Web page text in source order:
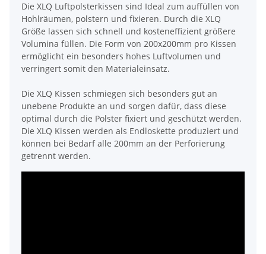
Die XLQ Luftpolsterkissen sind Ideal zum auffüllen von
Hohlräumen, polstern und fixieren. Durch die XLQ
Größe lassen sich schnell und kosteneffizient größere
Volumina füllen. Die Form von 200x200mm pro Kissen
ermöglicht ein besonders hohes Luftvolumen und
verringert somit den Materialeinsatz.
Die XLQ Kissen schmiegen sich besonders gut an
unebene Produkte an und sorgen dafür, dass diese
optimal durch die Polster fixiert und geschützt werden.
Die XLQ Kissen werden als Endloskette produziert und
können bei Bedarf alle 200mm an der Perforierung
getrennt werden.